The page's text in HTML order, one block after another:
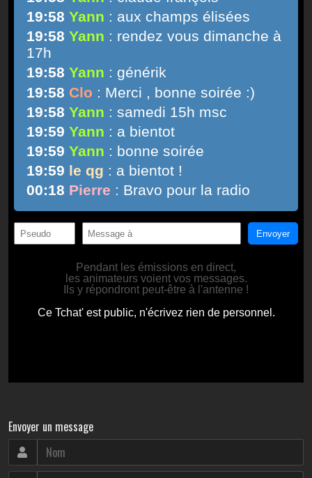
Envoyer un message